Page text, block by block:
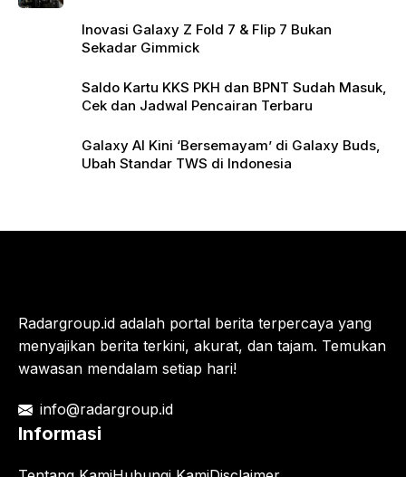
Inovasi Galaxy Z Fold 7 & Flip 7 Bukan
Sekadar Gimmick
Saldo Kartu KKS PKH dan BPNT Sudah Masuk,
Cek dan Jadwal Pencairan Terbaru
Galaxy AI Kini ‘Bersemayam’ di Galaxy Buds,
Ubah Standar TWS di Indonesia
Radargroup.id adalah portal berita terpercaya yang
menyajikan berita terkini, akurat, dan tajam. Temukan
wawasan mendalam setiap hari!
info@radargroup.id
Informasi